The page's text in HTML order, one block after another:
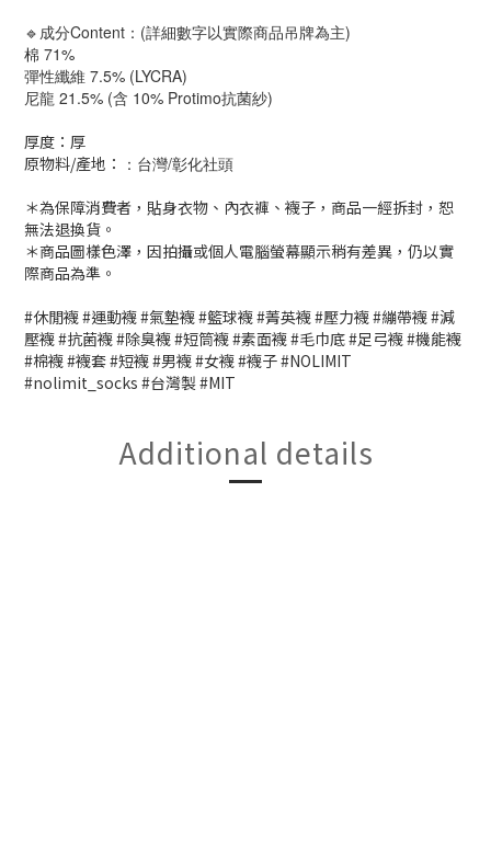
🔹成分Content：(詳細數字以實際商品吊牌為主)
棉 71%
彈性纖維 7.5% (LYCRA)
尼龍 21.5% (含 10% Protimo抗菌紗)
厚度：厚
原物料/產地： ：台灣/彰化社頭
＊為保障消費者，貼身衣物、內衣褲、襪子，商品一經拆封，恕
無法退換貨。
＊商品圖樣色澤，因拍攝或個人電腦螢幕顯示稍有差異，仍以實
際商品為準。
#休閒襪 #運動襪 #氣墊襪 #籃球襪 #菁英襪 #壓力襪 #繃帶襪 #減
壓襪 #抗菌襪 #除臭襪 #短筒襪 #素面襪 #毛巾底 #足弓襪 #機能襪
#棉襪 #襪套 #短襪 #男襪 #女襪 #襪子 #NOLIMIT
#nolimit_socks #台灣製 #MIT
Additional details